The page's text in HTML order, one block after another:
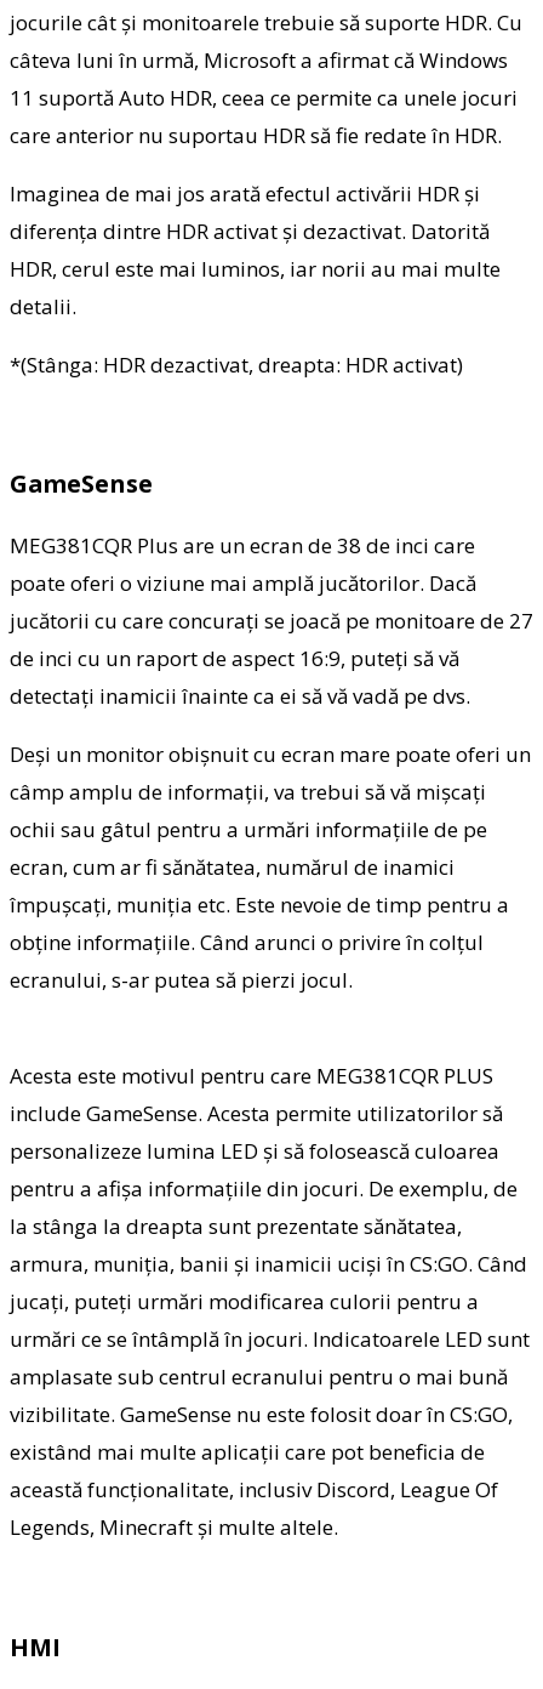
jocurile cât și monitoarele trebuie să suporte HDR. Cu
câteva luni în urmă, Microsoft a afirmat că Windows
11 suportă Auto HDR, ceea ce permite ca unele jocuri
care anterior nu suportau HDR să fie redate în HDR.
Imaginea de mai jos arată efectul activării HDR și
diferența dintre HDR activat și dezactivat. Datorită
HDR, cerul este mai luminos, iar norii au mai multe
detalii.
*(Stânga: HDR dezactivat, dreapta: HDR activat)
GameSense
MEG381CQR Plus are un ecran de 38 de inci care
poate oferi o viziune mai amplă jucătorilor. Dacă
jucătorii cu care concurați se joacă pe monitoare de 27
de inci cu un raport de aspect 16:9, puteți să vă
detectați inamicii înainte ca ei să vă vadă pe dvs.
Deși un monitor obișnuit cu ecran mare poate oferi un
câmp amplu de informații, va trebui să vă mișcați
ochii sau gâtul pentru a urmări informațiile de pe
ecran, cum ar fi sănătatea, numărul de inamici
împușcați, muniția etc. Este nevoie de timp pentru a
obține informațiile. Când arunci o privire în colțul
ecranului, s-ar putea să pierzi jocul.
Acesta este motivul pentru care MEG381CQR PLUS
include GameSense. Acesta permite utilizatorilor să
personalizeze lumina LED și să folosească culoarea
pentru a afișa informațiile din jocuri. De exemplu, de
la stânga la dreapta sunt prezentate sănătatea,
armura, muniția, banii și inamicii uciși în CS:GO. Când
jucați, puteți urmări modificarea culorii pentru a
urmări ce se întâmplă în jocuri. Indicatoarele LED sunt
amplasate sub centrul ecranului pentru o mai bună
vizibilitate. GameSense nu este folosit doar în CS:GO,
existând mai multe aplicații care pot beneficia de
această funcționalitate, inclusiv Discord, League Of
Legends, Minecraft și multe altele.
HMI